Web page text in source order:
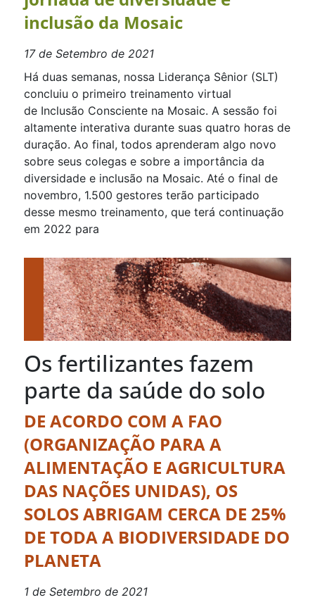
inclusão da Mosaic
17 de Setembro de 2021
Há duas semanas, nossa Liderança Sênior (SLT)
concluiu o primeiro treinamento virtual
de Inclusão Consciente na Mosaic. A sessão foi
altamente interativa durante suas quatro horas de
duração. Ao final, todos aprenderam algo novo
sobre seus colegas e sobre a importância da
diversidade e inclusão na Mosaic. Até o final de
novembro, 1.500 gestores terão participado
desse mesmo treinamento, que terá continuação
em 2022 para
Os fertilizantes fazem
parte da saúde do solo
DE ACORDO COM A FAO
(ORGANIZAÇÃO PARA A
ALIMENTAÇÃO E AGRICULTURA
DAS NAÇÕES UNIDAS), OS
SOLOS ABRIGAM CERCA DE 25%
DE TODA A BIODIVERSIDADE DO
PLANETA
1 de Setembro de 2021